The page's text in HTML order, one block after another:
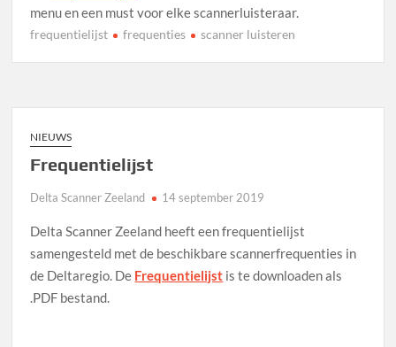
menu en een must voor elke scannerluisteraar.
frequentielijst frequenties scanner luisteren
NIEUWS
Frequentielijst
Delta Scanner Zeeland 14 september 2019
Delta Scanner Zeeland heeft een frequentielijst
samengesteld met de beschikbare scannerfrequenties in
de Deltaregio. De Frequentielijst is te downloaden als
.PDF bestand.